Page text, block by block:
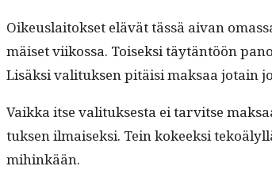
Oikeuslaitok­set elävät tässä aivan
mäiset viikos­sa. Toisek­si täytän­töön
Lisäk­si val­i­tuk­sen pitäisi mak­saa jotain
Vaik­ka itse val­i­tuk­ses­ta ei tarvitse
tuk­sen ilmaisek­si. Tein kokeek­si
mihinkään.